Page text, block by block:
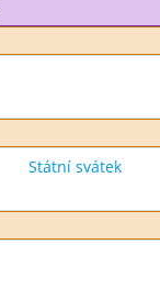
Státní svátek